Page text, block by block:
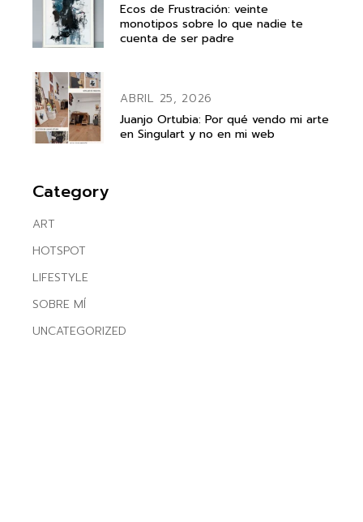
Ecos de Frustración: veinte
monotipos sobre lo que nadie te
cuenta de ser padre
ABRIL 25, 2026
Juanjo Ortubia: Por qué vendo mi arte
en Singulart y no en mi web
Category
ART
HOTSPOT
LIFESTYLE
SOBRE MÍ
UNCATEGORIZED